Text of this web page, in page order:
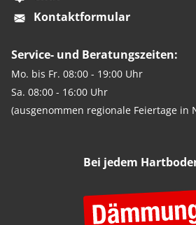
Kontaktformular
Service- und Beratungszeiten:
Mo. bis Fr. 08:00 - 19:00 Uhr
Sa. 08:00 - 16:00 Uhr
(ausgenommen regionale Feiertage in
Bei jedem